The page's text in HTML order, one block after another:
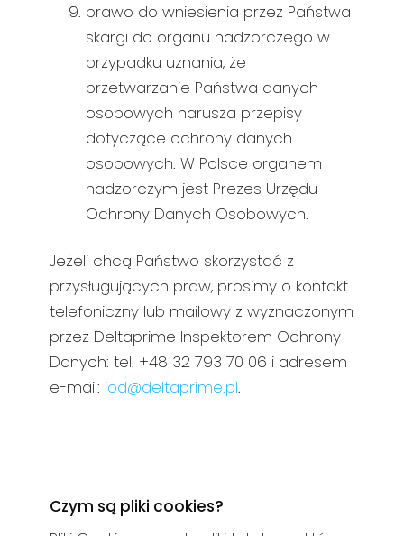
prawo do wniesienia przez Państwa
skargi do organu nadzorczego w
przypadku uznania, że
przetwarzanie Państwa danych
osobowych narusza przepisy
dotyczące ochrony danych
osobowych. W Polsce organem
nadzorczym jest Prezes Urzędu
Ochrony Danych Osobowych.
Jeżeli chcą Państwo skorzystać z
przysługujących praw, prosimy o kontakt
telefoniczny lub mailowy z wyznaczonym
przez Deltaprime Inspektorem Ochrony
Danych: tel. +48 32 793 70 06 i adresem
e-mail: iod@deltaprime.pl.
Czym są pliki cookies?